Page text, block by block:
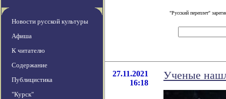
Новости русской культуры
Афиша
К читателю
Содержание
Публицистика
"Курск"
"Русский переплет"
27.11.2021
16:18
Ученые